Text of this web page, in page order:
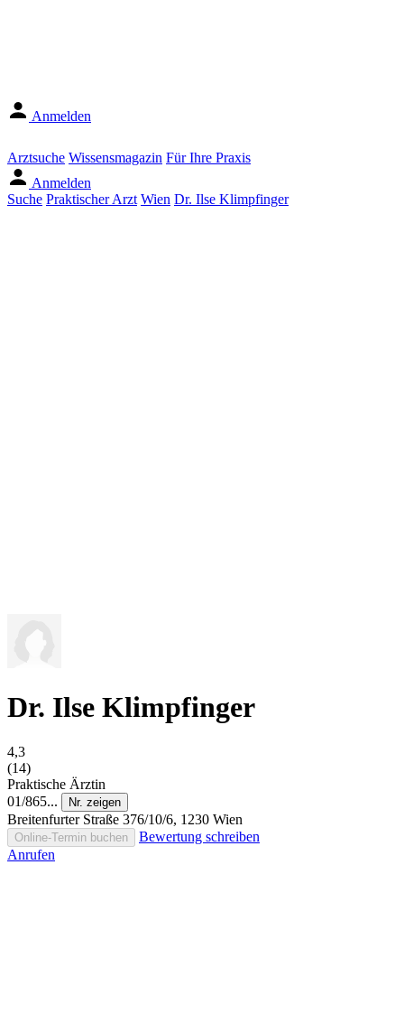
Anmelden
Arztsuche Wissensmagazin Für Ihre Praxis
Anmelden
Suche Praktischer Arzt Wien Dr. Ilse Klimpfinger
Dr. Ilse Klimpfinger
4,3
(14)
Praktische Ärztin
01/865...
Nr. zeigen
Breitenfurter Straße 376/10/6, 1230 Wien
Online-Termin buchen
Bewertung schreiben
Anrufen